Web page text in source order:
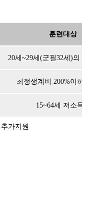
훈련대상
20세~29세(군필32세)의
최정생계비 200%이하
15~64세 저소득
가지원